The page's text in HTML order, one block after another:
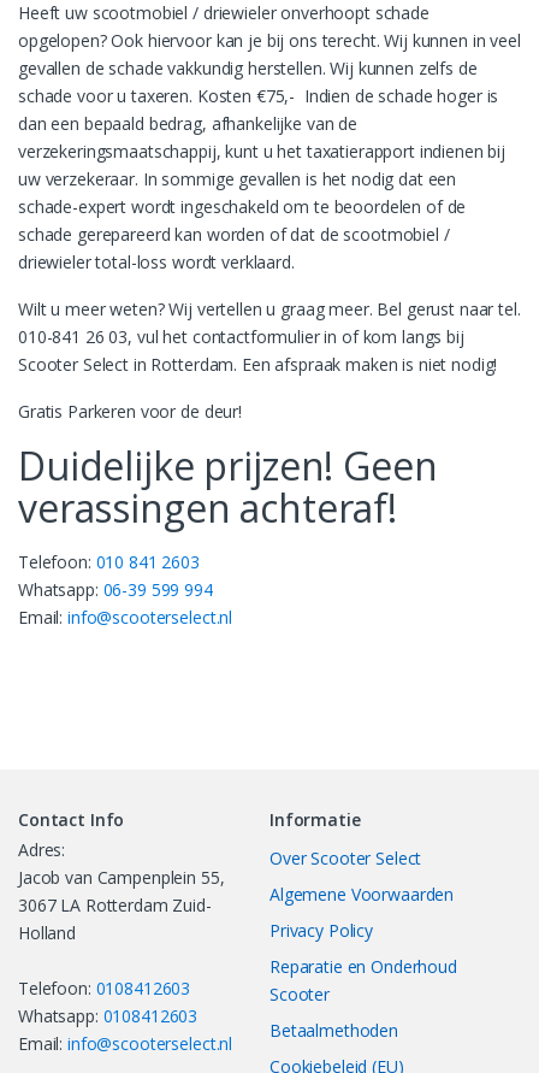
Heeft uw scootmobiel / driewieler onverhoopt schade
opgelopen? Ook hiervoor kan je bij ons terecht. Wij kunnen in veel
gevallen de schade vakkundig herstellen. Wij kunnen zelfs de
schade voor u taxeren. Kosten €75,- Indien de schade hoger is
dan een bepaald bedrag, afhankelijke van de
verzekeringsmaatschappij, kunt u het taxatierapport indienen bij
uw verzekeraar. In sommige gevallen is het nodig dat een
schade-expert wordt ingeschakeld om te beoordelen of de
schade gerepareerd kan worden of dat de scootmobiel /
driewieler total-loss wordt verklaard.
Wilt u meer weten? Wij vertellen u graag meer. Bel gerust naar tel.
010-841 26 03, vul het contactformulier in of kom langs bij
Scooter Select in Rotterdam. Een afspraak maken is niet nodig!
Gratis Parkeren voor de deur!
Duidelijke prijzen! Geen
verassingen achteraf!
Telefoon: 010 841 2603
Whatsapp: 06-39 599 994
Email:info@scooterselect.nl
Contact Info
Adres:
Jacob van Campenplein 55,
3067 LA Rotterdam Zuid-
Holland
Telefoon: 0108412603
Whatsapp: 0108412603
Email:info@scooterselect.nl
Informatie
Over Scooter Select
Algemene Voorwaarden
Privacy Policy
Reparatie en Onderhoud
Scooter
Betaalmethoden
Cookiebeleid (EU)